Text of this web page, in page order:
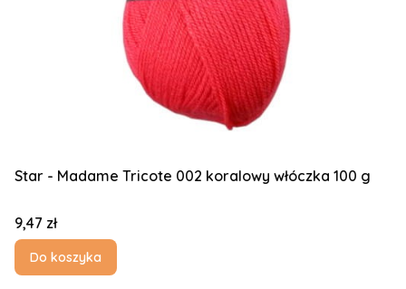
Star - Madame Tricote 002 koralowy włóczka 100 g
Cena
9,47 zł
Do koszyka